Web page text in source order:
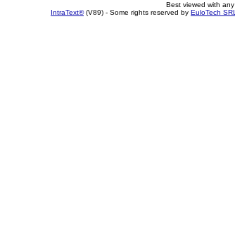
Best viewed with
IntraText®(V89) - Some rights reserved by EuloTech SRL